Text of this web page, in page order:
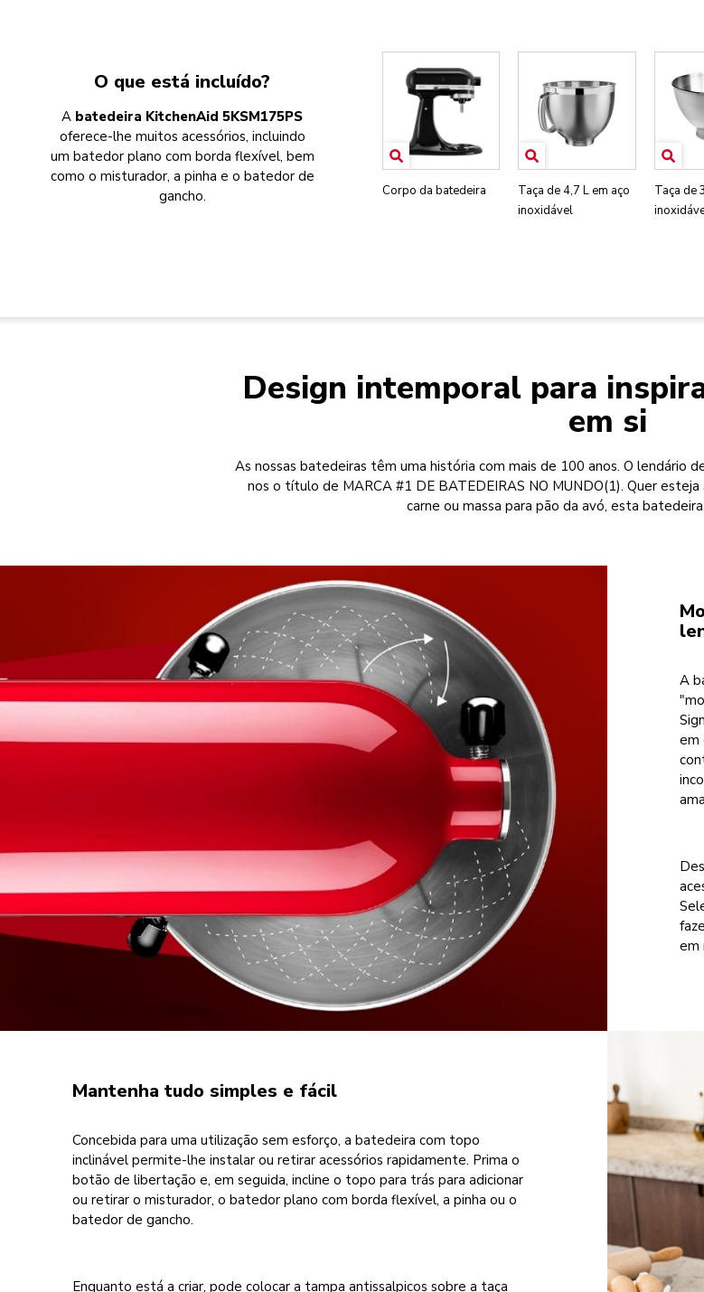
O que está incluído?
A batedeira KitchenAid 5KSM175PS
oferece-lhe muitos acessórios, incluindo
um batedor plano com borda flexível, bem
como o misturador, a pinha e o batedor de
gancho.
Corpo da batedeira
Taça de 4,7 L em aço
inoxidável
Taça de
Design intemporal para
em si
As nossas batedeiras têm uma história com mais de 100 anos. O lendário
nos o título de MARCA #1 DE BATEDEIRAS NO MUNDO(1). Quer
carne ou massa para pão da avó, esta
A
em
em
Mantenha tudo simples e fácil
Concebida para uma utilização sem esforço, a batedeira com topo
inclinável permite-lhe instalar ou retirar acessórios rapidamente. Prima o
botão de libertação e, em seguida, incline o topo para trás para adicionar
ou retirar o misturador, o batedor plano com borda flexível, a pinha ou o
batedor de gancho.
Enquanto está a criar, pode colocar a tampa antissalpicos sobre a taça